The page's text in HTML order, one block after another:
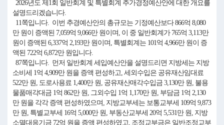
2026년도 제1회 일반회계 및 특별회계 추가경정예산안에 대한 개요를
설명드리겠습니다.
11쪽입니다. 이번 추경예산안의 총규모는 기정예산보다 866억 8,080
만 원이 증액된 7,059억 9,066만 원이며, 이 중 일반회계가 765억 3,113만
원이 증액된 6,337억 2,193만 원이며, 특별회계는 101억 4,966만 원이 증
액된 722억 6,872만 원입니다.
87쪽입니다. 먼저 일반회계 세입예산안을 설명드리면 지방세는 지방
소비세 1억 4,909만 원을 증액 편성하고, 세외수입은 공유재산임대료
522만 원, 도로사용료 1,400만 원, 공유재산매각수입금 3,130만 원, 불용
물품매각대금 1억 862만 원, 그외수입 1억 1,170만 원, 부담금 1억 2,130
만 원을 각각 증액 편성하였으며, 지방교부세는 보통교부세 109억 9,873
만 원, 특별교부세 16억 5,000만 원, 부동산교부세 20억 5,531만 원, 지방
소멸대응기금 72억 원을 증액 편성하였고, 조정교부금은 일반조정교부